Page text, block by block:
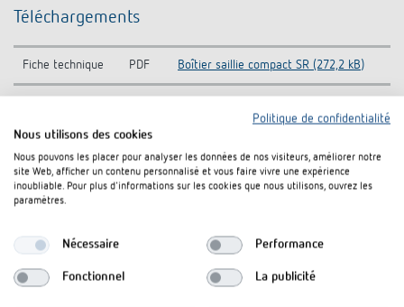
Téléchargements
Fiche technique PDF Boîtier saillie compact SR (272,2 kB)
Rajouter au panier de documents
Produits similaires
Politique de confidentialité
Nous utilisons des cookies
Nous pouvons les placer pour analyser les données de nos visiteurs, améliorer notre
site Web, afficher un contenu personnalisé et vous faire vivre une expérience
inoubliable. Pour plus d'informations sur les cookies que nous utilisons, ouvrez les
paramètres.
Nécessaire Performance
Fonctionnel La publicité